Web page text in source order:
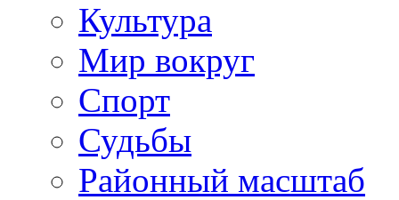
Культура
Мир вокруг
Спорт
Судьбы
Районный масштаб